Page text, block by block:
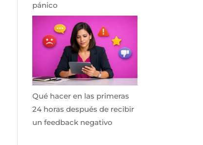
pánico
Qué hacer en las primeras
24 horas después de recibir
un feedback negativo